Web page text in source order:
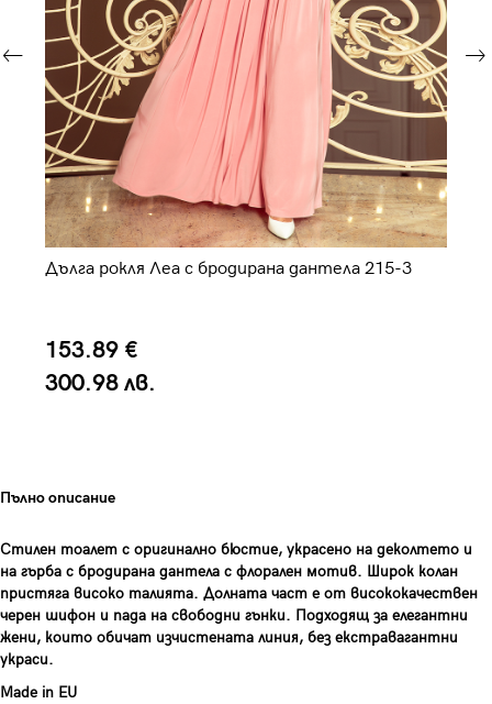
Дълга рокля Леа с бродирана дантела 215-3
153.89 €
300.98 лв.
Пълно описание
Стилен тоалет с оригинално бюстие, украсено на деколтето и
на гърба с бродирана дантела с флорален мотив. Широк колан
пристяга високо талията. Долната част е от висококачествен
черен шифон и пада на свободни гънки. Подходящ за елегантни
жени, които обичат изчистената линия, без екстравагантни
украси.
Made in EU